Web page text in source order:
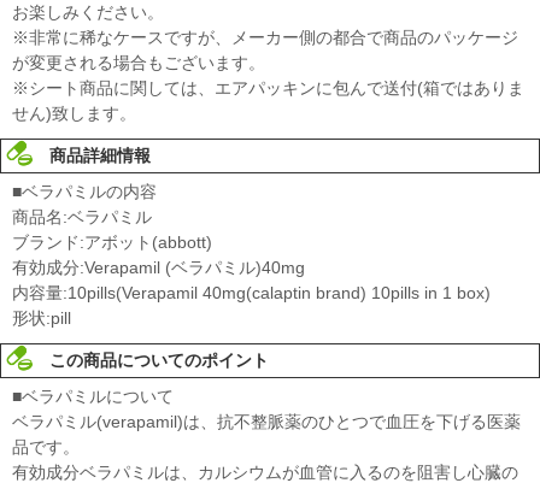
お楽しみください。
※非常に稀なケースですが、メーカー側の都合で商品のパッケージ
が変更される場合もございます。
※シート商品に関しては、エアパッキンに包んで送付(箱ではありま
せん)致します。
商品詳細情報
■ベラパミルの内容
商品名:ベラパミル
ブランド:アボット(abbott)
有効成分:Verapamil (ベラパミル)40mg
内容量:10pills(Verapamil 40mg(calaptin brand) 10pills in 1 box)
形状:pill
この商品についてのポイント
■ベラパミルについて
ベラパミル(verapamil)は、抗不整脈薬のひとつで血圧を下げる医薬
品です。
有効成分ベラパミルは、カルシウムが血管に入るのを阻害し心臓の